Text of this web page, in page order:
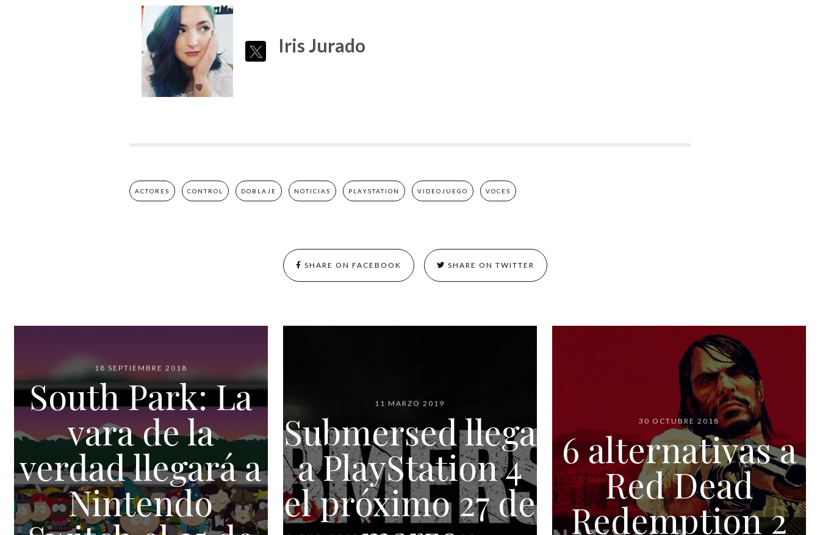
Iris Jurado
ACTORES CONTROL DOBLAJE NOTICIAS PLAYSTATION VIDEOJUEGO VOCES
SHARE ON FACEBOOK SHARE ON TWITTER
18 SEPTIEMBRE 2018
South Park: La
vara de la
verdad llegará a
Nintendo
11 MARZO 2019
Submersed llega
a PlayStation 4
el próximo 27 de
30 OCTUBRE 2018
6 alternativas a
Red Dead
Redemption 2